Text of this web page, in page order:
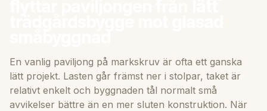
En vanlig paviljong på markskruv är ofta ett ganska
lätt projekt. Lasten går främst ner i stolpar, taket är
relativt enkelt och byggnaden tål normalt små
avvikelser bättre än en mer sluten konstruktion. När